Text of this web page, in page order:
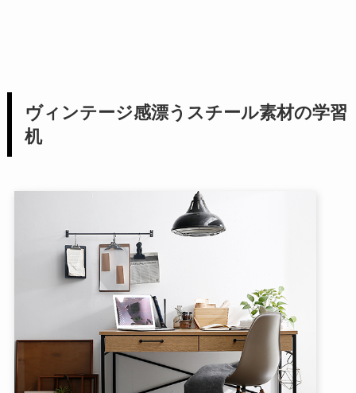
ヴィンテージ感漂うスチール素材の学習
机